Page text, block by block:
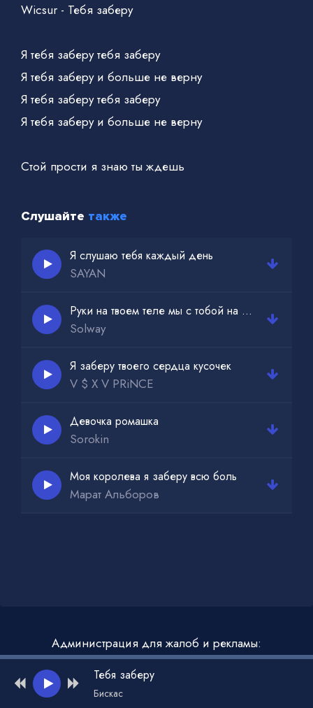
Wicsur - Тебя заберу
Я тебя заберу тебя заберу
Я тебя заберу и больше не верну
Я тебя заберу тебя заберу
Я тебя заберу и больше не верну
Стой прости я знаю ты ждешь
Я знаю ты снова не позвонишь прости
Я думал что с тобой мне повезет
Слушайте также
Я слушаю тебя каждый день
SAYAN
Руки на твоем теле мы с тобой на пределе
Solway
Я заберу твоего сердца кусочек
V $ X V PRiNCE
Девочка ромашка
Sorokin
Моя королева я заберу всю боль
Марат Альборов
Администрация для жалоб и рекламы:
admin@muzdark.net
Тебя заберу
Бискас